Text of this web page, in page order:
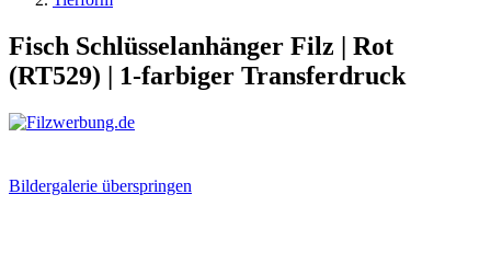
Fisch Schlüsselanhänger Filz | Rot
(RT529) | 1-farbiger Transferdruck
Bildergalerie überspringen